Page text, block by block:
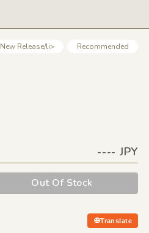
New Release/li> Recommended
---- JPY
Out Of Stock
Translate